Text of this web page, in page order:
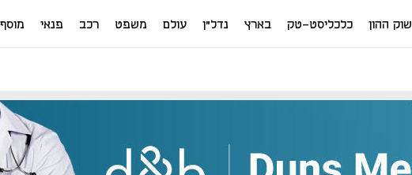
שוק ההון כלכליסט-טק בארץ נדל"ן עולם משפט רכב פנאי מוסף